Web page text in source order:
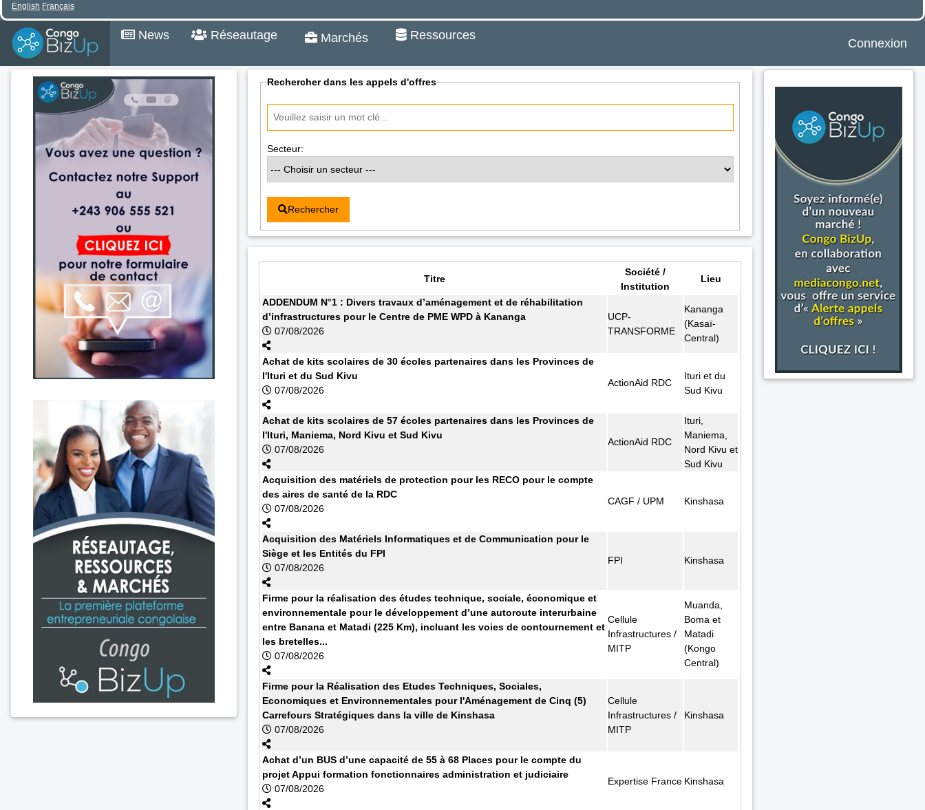
English Français
News Réseautage Marchés Ressources
Connexion
Rechercher dans les appels d'offres
Secteur:
Rechercher
Titre
Société /
Institution
Lieu
ADDENDUM N°1 : Divers travaux d’aménagement et de réhabilitation
d’infrastructures pour le Centre de PME WPD à Kananga
07/08/2026
UCP-
TRANSFORME
Kananga
(Kasaï-
Central)
Achat de kits scolaires de 30 écoles partenaires dans les Provinces de
l'Ituri et du Sud Kivu
07/08/2026
ActionAid RDC
Ituri et du
Sud Kivu
Achat de kits scolaires de 57 écoles partenaires dans les Provinces de
l'Ituri, Maniema, Nord Kivu et Sud Kivu
07/08/2026
ActionAid RDC
Ituri,
Maniema,
Nord Kivu et
Sud Kivu
Acquisition des matériels de protection pour les RECO pour le compte
des aires de santé de la RDC
07/08/2026
CAGF / UPM Kinshasa
Acquisition des Matériels Informatiques et de Communication pour le
Siège et les Entités du FPI
07/08/2026
FPI Kinshasa
Firme pour la réalisation des études technique, sociale, économique et
environnementale pour le développement d’une autoroute interurbaine
entre Banana et Matadi (225 Km), incluant les voies de contournement et
les bretelles...
07/08/2026
Cellule
Infrastructures /
MITP
Muanda,
Boma et
Matadi
(Kongo
Central)
Firme pour la Réalisation des Etudes Techniques, Sociales,
Economiques et Environnementales pour l'Aménagement de Cinq (5)
Carrefours Stratégiques dans la ville de Kinshasa
07/08/2026
Cellule
Infrastructures /
MITP
Kinshasa
Achat d’un BUS d’une capacité de 55 à 68 Places pour le compte du
projet Appui formation fonctionnaires administration et judiciaire
07/08/2026
Expertise France Kinshasa